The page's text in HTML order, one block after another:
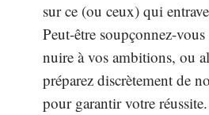
sur ce (ou ceux) qui
Peut-être soupçonnez-
nuire à vos ambitions, ou
préparez discrètement de
pour garantir votre